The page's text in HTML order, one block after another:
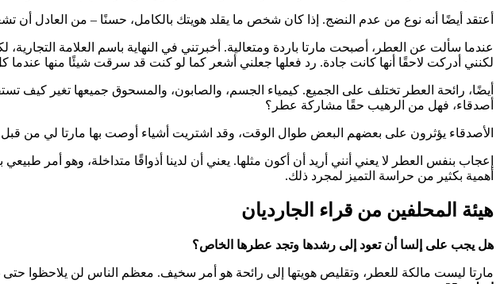
أعتقد أيضًا أنه نوع من عدم النضج. إذا كان شخص ما يقلد هويتك بالكامل، حسنًا – من العادل أن
عندما سألت عن العطر، أصبحت مارتا باردة ومتعالية. أخبرتني في النهاية باسم العلامة
لكنني أدركت لاحقًا أنها كانت جادة. رد فعلها جعلني أشعر كما لو كنت قد سرقت شيئًا منها عندما
أيضًا، رائحة العطر تختلف على الجميع. كيمياء الجسم، والصابون، والمسحوق جميعها تغير كيف
أصدقاء، فهل من الرهيب حقًا مشاركة عطر؟
الأصدقاء يؤثرون على بعضهم البعض طوال الوقت، وقد اشتريت أشياء أوصت بها مارتا لي من قبل
أهمية بكثير من حراسة التميز لمجرد ذلك.
هيئة المحلفين من قراء الجارديان
هل يجب على إلسا أن تعود إلى رشدها وتجد عطرها الخاص؟
مارتا ليست مالكة للعطر، وتقليص هويتها إلى رائحة هو أمر سخيف. معظم الناس لن يلاحظوا حتى –